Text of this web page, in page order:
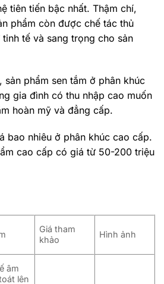
tiên tiến bậc nhất. Thậm chí,
phẩm còn được chế tác thủ
tế và sang trọng cho sản
phẩm sen tắm ở phân khúc
gia đình có thu nhập cao muốn
hoàn mỹ và đẳng cấp.
bao nhiêu ở phân khúc cao cấp.
cao cấp có giá từ 50-200 triệu
Giá tham
khảo
Hình ảnh
âm
lên